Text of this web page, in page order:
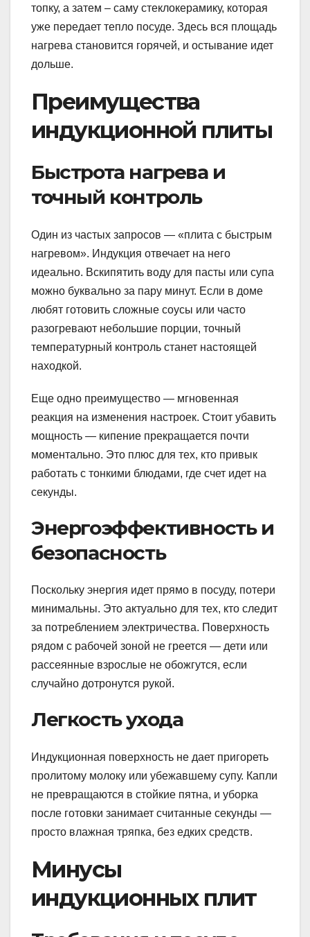
топку, а затем – саму стеклокерамику, которая
уже передает тепло посуде. Здесь вся площадь
нагрева становится горячей, и остывание идет
дольше.
Преимущества
индукционной плиты
Быстрота нагрева и
точный контроль
Один из частых запросов — «плита с быстрым
нагревом». Индукция отвечает на него
идеально. Вскипятить воду для пасты или супа
можно буквально за пару минут. Если в доме
любят готовить сложные соусы или часто
разогревают небольшие порции, точный
температурный контроль станет настоящей
находкой.
Еще одно преимущество — мгновенная
реакция на изменения настроек. Стоит убавить
мощность — кипение прекращается почти
моментально. Это плюс для тех, кто привык
работать с тонкими блюдами, где счет идет на
секунды.
Энергоэффективность и
безопасность
Поскольку энергия идет прямо в посуду, потери
минимальны. Это актуально для тех, кто следит
за потреблением электричества. Поверхность
рядом с рабочей зоной не греется — дети или
рассеянные взрослые не обожгутся, если
случайно дотронутся рукой.
Легкость ухода
Индукционная поверхность не дает пригореть
пролитому молоку или убежавшему супу. Капли
не превращаются в стойкие пятна, и уборка
после готовки занимает считанные секунды —
просто влажная тряпка, без едких средств.
Минусы
индукционных плит